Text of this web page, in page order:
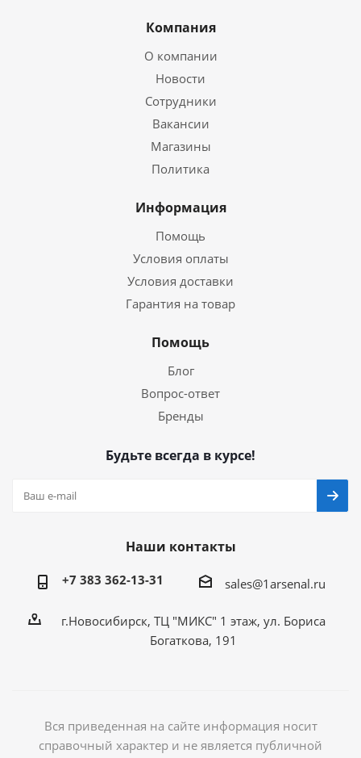
Компания
О компании
Новости
Сотрудники
Вакансии
Магазины
Политика
Информация
Помощь
Условия оплаты
Условия доставки
Гарантия на товар
Помощь
Блог
Вопрос-ответ
Бренды
Будьте всегда в курсе!
Наши контакты
+7 383 362-13-31 sales@1arsenal.ru
г.Новосибирск, ТЦ "МИКС" 1 этаж, ул. Бориса
Богаткова, 191
Вся приведенная на сайте информация носит
справочный характер и не является публичной